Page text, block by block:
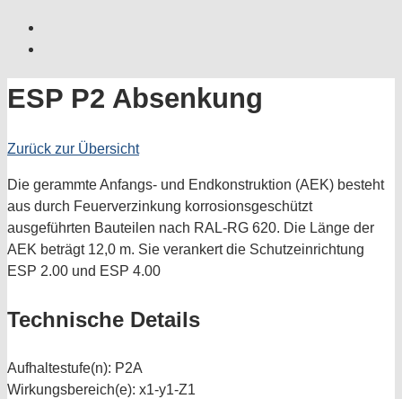
ESP P2 Absenkung
Zurück zur Übersicht
Die gerammte Anfangs- und Endkonstruktion (AEK) besteht
aus durch Feuerverzinkung korrosionsgeschützt
ausgeführten Bauteilen nach RAL-RG 620. Die Länge der
AEK beträgt 12,0 m. Sie verankert die Schutzeinrichtung
ESP 2.00 und ESP 4.00
Technische Details
Aufhaltestufe(n): P2A
Wirkungsbereich(e): x1-y1-Z1